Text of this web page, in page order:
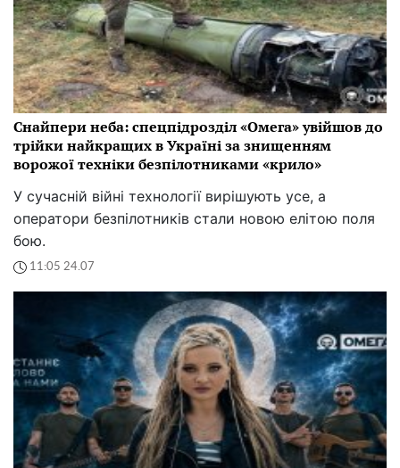
Снайпери неба: спецпідрозділ «Омега» увійшов до
трійки найкращих в Україні за знищенням
ворожої техніки безпілотниками «крило»
У сучасній війні технології вирішують усе, а
оператори безпілотників стали новою елітою поля
бою.
11:05 24.07